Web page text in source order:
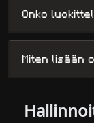
Onko
Miten lisään